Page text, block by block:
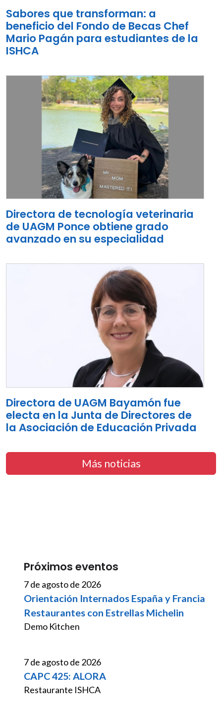
Sabores que transforman: a
beneficio del Fondo de Becas Chef
Mario Pagán para estudiantes de la
ISHCA
Directora de tecnología veterinaria
de UAGM Ponce obtiene grado
avanzado en su especialidad
Directora de UAGM Bayamón fue
electa en la Junta de Directores de
la Asociación de Educación Privada
Más noticias
Próximos eventos
7 de agosto de 2026
Orientación Internados España y Francia
Restaurantes con Estrellas Michelin
Demo Kitchen
7 de agosto de 2026
CAPC 425: ALORA
Restaurante ISHCA